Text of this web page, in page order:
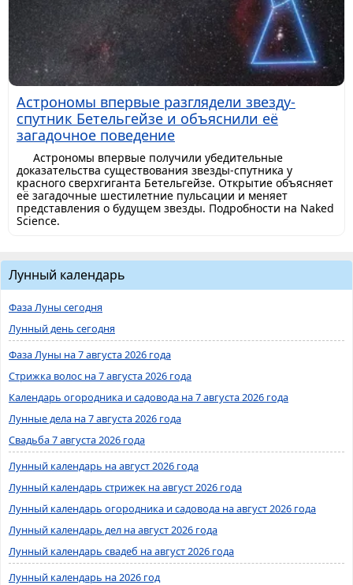
Астрономы впервые разглядели звезду-
спутник Бетельгейзе и объяснили её
загадочное поведение
Астрономы впервые получили убедительные
доказательства существования звезды-спутника у
красного сверхгиганта Бетельгейзе. Открытие объясняет
её загадочные шестилетние пульсации и меняет
представления о будущем звезды. Подробности на Naked
Science.
Лунный календарь
Фаза Луны сегодня
Лунный день сегодня
Фаза Луны на 7 августа 2026 года
Стрижка волос на 7 августа 2026 года
Календарь огородника и садовода на 7 августа 2026 года
Лунные дела на 7 августа 2026 года
Свадьба 7 августа 2026 года
Лунный календарь на август 2026 года
Лунный календарь стрижек на август 2026 года
Лунный календарь огородника и садовода на август 2026 года
Лунный календарь дел на август 2026 года
Лунный календарь свадеб на август 2026 года
Лунный календарь на 2026 год